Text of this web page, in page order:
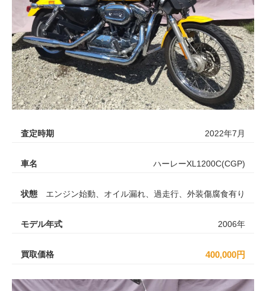
査定時期 2022年7月
車名 ハーレーXL1200C(CGP)
状態 エンジン始動、オイル漏れ、過走行、外装傷腐食有り
モデル年式 2006年
買取価格 400,000円